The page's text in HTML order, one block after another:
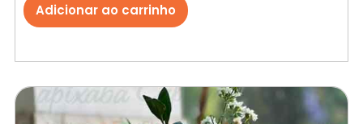
Adicionar ao carrinho